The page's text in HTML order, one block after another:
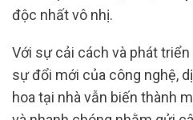
độc nhất vô nhị.
Với sự cải cách và phát
sự đổi mới của công nghệ,
hoa tại nhà vẫn biến thành